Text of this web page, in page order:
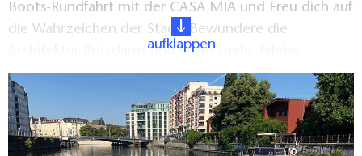
Boots-Rundfahrt mit der CASA MIA und Freu dich auf
die Wahrzeichen der Stadt. Bewundere die
Architektur Potsdams und vieles mehr. Erlebe
während einer Havel-Bootsausflug die
Sehenswürdigkeiten der Stadt vom Wasser aus.
aufklappen